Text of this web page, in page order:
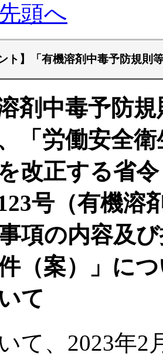
頭へ
ト】「有機溶剤中毒予防規則
溶剤中毒予防
、「労働安全
改正する省
号（有機溶
項の内容及
（案）」に
て
て、2023年2